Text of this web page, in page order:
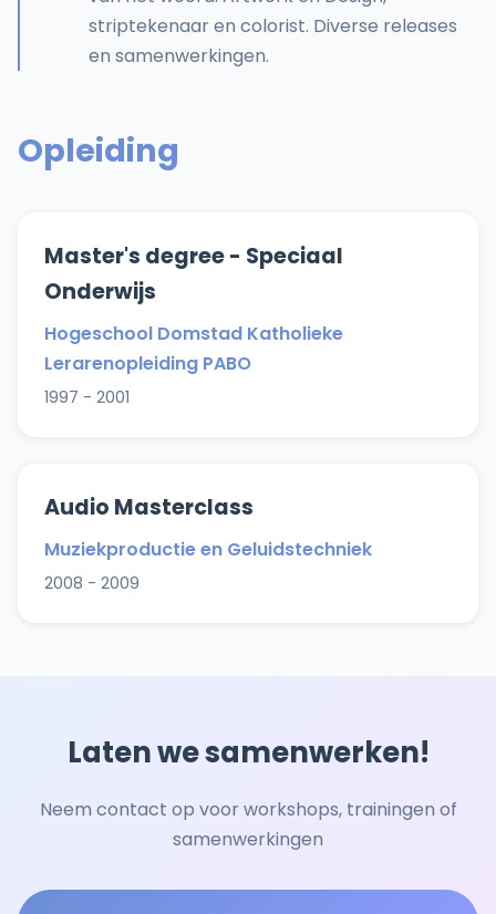
striptekenaar en colorist. Diverse releases
en samenwerkingen.
Opleiding
Master's degree - Speciaal
Onderwijs
Hogeschool Domstad Katholieke
Lerarenopleiding PABO
1997 - 2001
Audio Masterclass
Muziekproductie en Geluidstechniek
2008 - 2009
Laten we samenwerken!
Neem contact op voor workshops, trainingen of
samenwerkingen